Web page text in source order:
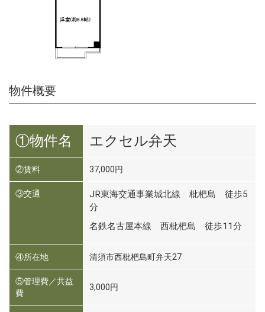
物件概要
①物件名 エクセル弁天
②賃料 37,000円
③交通
JR東海交通事業城北線 枇杷島 徒歩5
分
名鉄名古屋本線 西枇杷島 徒歩11分
④所在地 清須市西枇杷島町弁天27
⑤管理費／共益
費
3,000円